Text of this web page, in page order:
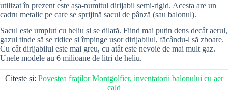
utilizat în prezent este așa-numitul dirijabil semi-rigid. Acesta are un
cadru metalic pe care se sprijină sacul de pânză (sau balonul).
Sacul este umplut cu heliu și se dilată. Fiind mai puțin dens decât aerul,
gazul tinde să se ridice și împinge ușor dirijabilul, făcându-l să zboare.
Cu cât dirijabilul este mai greu, cu atât este nevoie de mai mult gaz.
Unele modele au 6 milioane de litri de heliu.
Citește și: Povestea fraţilor Montgolfier, inventatorii balonului cu aer
cald